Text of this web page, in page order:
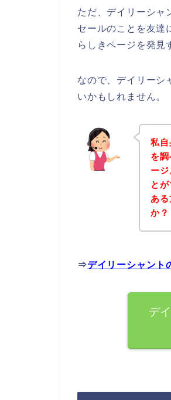
ただ、デイリーシャ
セールのことを友達
らしきページを発見
なので、デイリーシ
いかもしれません。
私
を
ー
と
あ
か？
⇒デイリーシャント
デ